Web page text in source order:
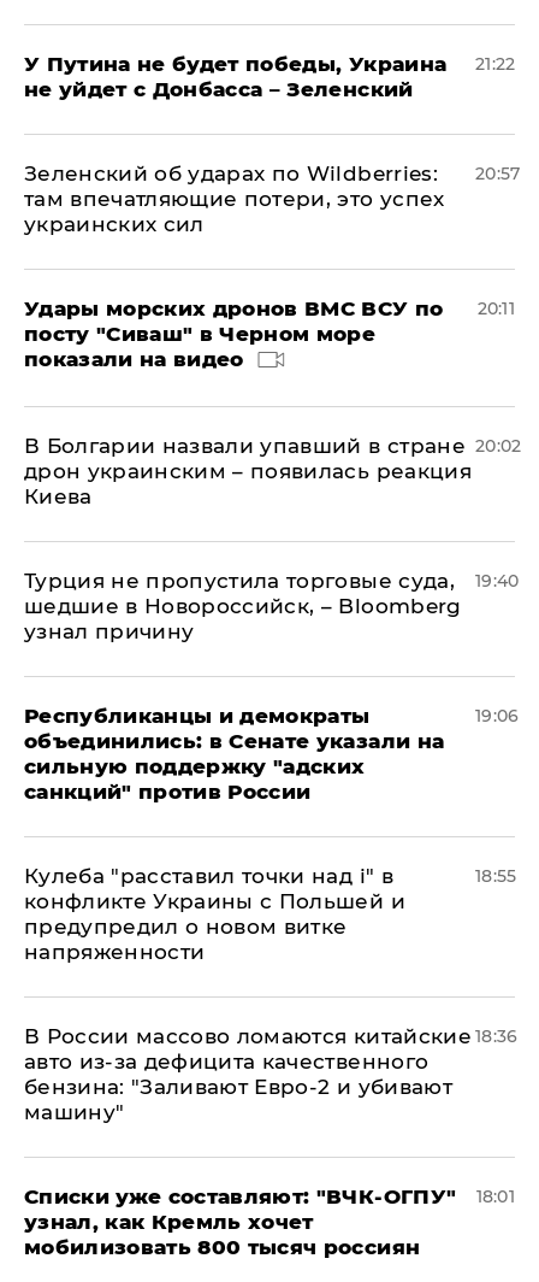
У Путина не будет победы, Украина
не уйдет с Донбасса – Зеленский
21:22
Зеленский об ударах по Wildberries:
там впечатляющие потери, это успех
украинских сил
20:57
Удары морских дронов ВМС ВСУ по
посту "Сиваш" в Черном море
показали на видео
20:11
В Болгарии назвали упавший в стране
дрон украинским – появилась реакция
Киева
20:02
Турция не пропустила торговые суда,
шедшие в Новороссийск, – Bloomberg
узнал причину
19:40
Республиканцы и демократы
объединились: в Сенате указали на
сильную поддержку "адских
санкций" против России
19:06
Кулеба "расставил точки над і" в
конфликте Украины с Польшей и
предупредил о новом витке
напряженности
18:55
В России массово ломаются китайские
авто из-за дефицита качественного
бензина: "Заливают Евро-2 и убивают
машину"
18:36
Списки уже составляют: "ВЧК-ОГПУ"
узнал, как Кремль хочет
мобилизовать 800 тысяч россиян
18:01